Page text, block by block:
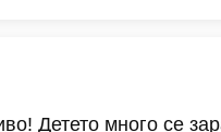
Детето много се